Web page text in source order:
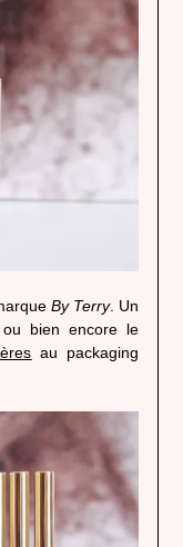
By Terry. Un
bien encore le
au packaging